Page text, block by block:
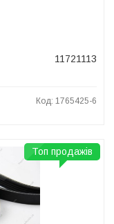
11721113
Код: 1765425-6
Топ продажів